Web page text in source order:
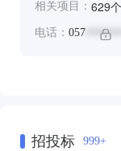
相关项目： 629个
电话： 057 *******
招投标 999+